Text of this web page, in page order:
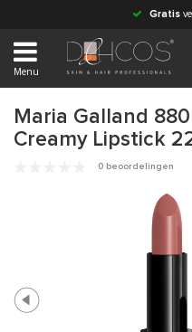
Gratis
Menu
Maria Galland
Creamy Lipstick
0 beoordelingen